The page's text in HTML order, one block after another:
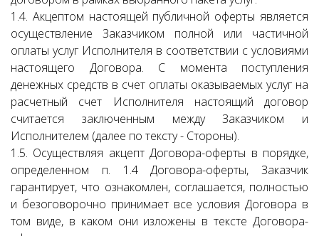
1.4. Акцептом настоящей публичной оферты является
осуществление Заказчиком полной или частичной
оплаты услуг Исполнителя в соответствии с условиями
настоящего Договора. С момента поступления
денежных средств в счет оплаты оказываемых услуг на
расчетный счет Исполнителя настоящий договор
считается заключенным между Заказчиком и
Исполнителем (далее по тексту - Стороны).
1.5. Осуществляя акцепт Договора-оферты в порядке,
определенном п. 1.4 Договора-оферты, Заказчик
гарантирует, что ознакомлен, соглашается, полностью
и безоговорочно принимает все условия Договора в
том виде, в каком они изложены в тексте Договора-